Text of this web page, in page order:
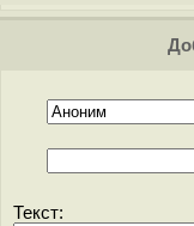
Текст: